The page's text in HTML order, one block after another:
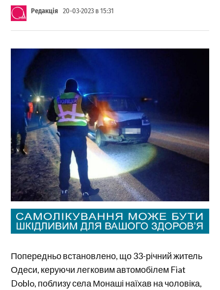
Редакція 20-03-2023 в 15:31
Попередньо встановлено, що 33-річний житель
Одеси, керуючи легковим автомобілем Fiat
Doblo, поблизу села Монаші наїхав на чоловіка,